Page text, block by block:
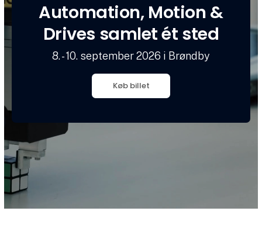
Automation, Motion &
Drives samlet ét sted
8. - 10. september 2026 i Brøndby
Køb billet